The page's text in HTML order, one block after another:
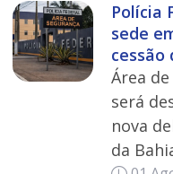
Polícia
sede
cessão
Área
será
nova
da